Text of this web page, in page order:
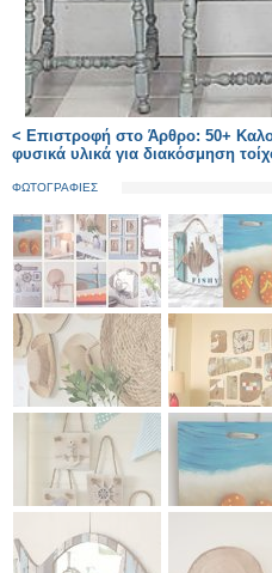
< Επιστροφή στο Άρθρο: 50+
φυσικά υλικά για διακόσμηση
ΦΩΤΟΓΡΑΦΙΕΣ